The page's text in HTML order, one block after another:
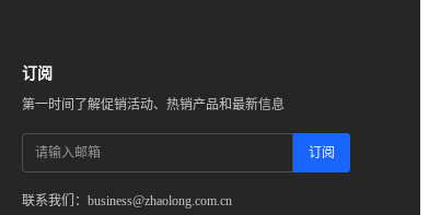
订阅
第一时间了解促销活动、热销产品和最新信息
订阅
联系我们：business@zhaolong.com.cn